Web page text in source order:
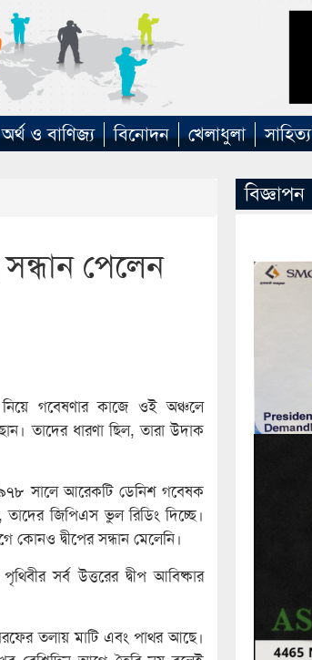
অর্থ ও বাণিজ্য বিনোদন খেলাধুলা সাহিত্য
পেলেন
গবেষণার কাজে ওই অঞ্চলে
তাদের ধারণা ছিল, তারা উদাক
সালে আরেকটি ডেনিশ গবেষক
তাদের জিপিএস ভুল রিডিং দিচ্ছে।
কোনও দ্বীপের সন্ধান মেলেনি।
সর্ব উত্তরের দ্বীপ আবিষ্কার
বরফের তলায় মাটি এবং পাথর আছে।
বিজ্ঞাপন